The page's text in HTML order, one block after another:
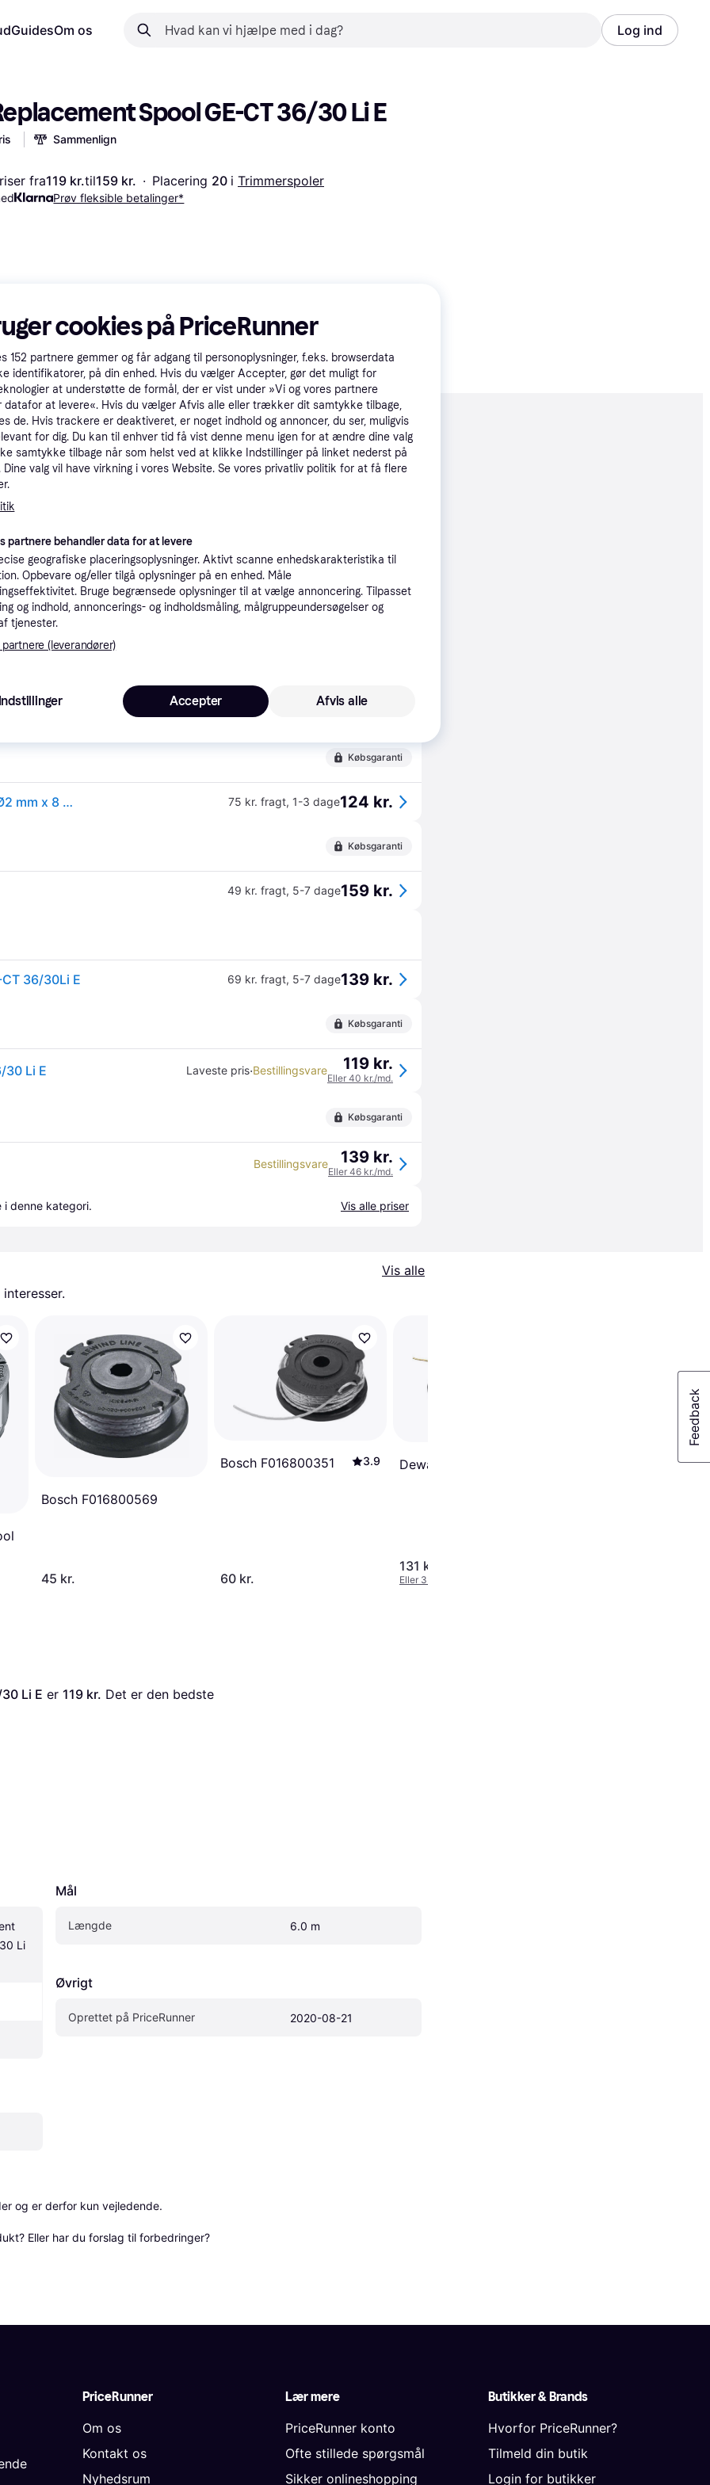
GuidesOm os Log ind
Spool GE-CT 36/30 Li E
Sammenlign
fra119 kr.til159 kr. · Placering 20 i Trimmerspoler
Prøv fleksible betalinger*
Promoveret
128 kr.
39 kr. fragt
Købsgaranti
Einhell GE-CT 36/30 trimmerspole til græstrimmer, Ø2 mm x 8 meter 75 kr. fragt, 1-3 dage124 kr.
Købsgaranti
49 kr. fragt, 5-7 dage159 kr.
36/30Li E 69 kr. fragt, 5-7 dage139 kr.
Købsgaranti
30 Li E Laveste pris·Bestillingsvare 119 kr.
Eller 40 kr./md.
Købsgaranti
Bestillingsvare 139 kr.
Eller 46 kr./md.
i denne kategori. Vis alle priser
Vis alle
Bosch F016800569
45 kr.
Bosch F016800351 3.9
60 kr.
Dewalt DT20658-QZ
131 kr.
Eller 3 betalinger af 44 kr.
Dewalt DT20656-QZ
Li E er 119 kr. Det er den bedste
Li
Mål
Længde 6.0 m
Øvrigt
Oprettet på PriceRunner 2020-08-21
og er derfor kun vejledende.
Eller har du forslag til forbedringer?
PriceRunner
Om os
Kontakt os
Nyhedsrum
Lær mere
PriceRunner konto
Ofte stillede spørgsmål
Sikker onlineshopping
Butikker & Brands
Hvorfor PriceRunner?
Tilmeld din butik
Login for butikker
cookies på PriceRunner
152 partnere gemmer og får adgang til personoplysninger, f.eks. browserdata
identifikatorer, på din enhed. Hvis du vælger Accepter, gør det muligt for
at understøtte de formål, der er vist under »Vi og vores partnere
datafor at levere«. Hvis du vælger Afvis alle eller trækker dit samtykke tilbage,
de. Hvis trackere er deaktiveret, er noget indhold og annoncer, du ser, muligvis
for dig. Du kan til enhver tid få vist denne menu igen for at ændre dine valg
samtykke tilbage når som helst ved at klikke Indstillinger på linket nederst på
Dine valg vil have virkning i vores Website. Se vores privatliv politik for at få flere
partnere behandler data for at levere
geografiske placeringsoplysninger. Aktivt scanne enhedskarakteristika til
Opbevare og/eller tilgå oplysninger på en enhed. Måle
Bruge begrænsede oplysninger til at vælge annoncering. Tilpasset
og indhold, annoncerings- og indholdsmåling, målgruppeundersøgelser og
tjenester.
(leverandører)
Afvis alle
Accepter